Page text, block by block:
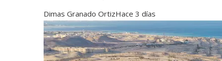
Dimas Granado OrtizHace 3 días